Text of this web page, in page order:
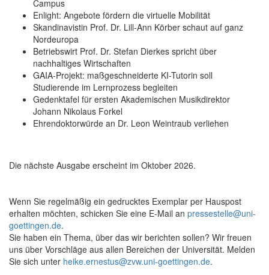
Campus
Enlight: Angebote fördern die virtuelle Mobilität
Skandinavistin Prof. Dr. Lill-Ann Körber schaut auf ganz
Nordeuropa
Betriebswirt Prof. Dr. Stefan Dierkes spricht über
nachhaltiges Wirtschaften
GAIA-Projekt: maßgeschneiderte KI-Tutorin soll
Studierende im Lernprozess begleiten
Gedenktafel für ersten Akademischen Musikdirektor
Johann Nikolaus Forkel
Ehrendoktorwürde an Dr. Leon Weintraub verliehen
Die nächste Ausgabe erscheint im Oktober 2026.
Wenn Sie regelmäßig ein gedrucktes Exemplar per Hauspost
erhalten möchten, schicken Sie eine E-Mail an pressestelle@uni-
goettingen.de.
Sie haben ein Thema, über das wir berichten sollen? Wir freuen
uns über Vorschläge aus allen Bereichen der Universität. Melden
Sie sich unter heike.ernestus@zvw.uni-goettingen.de.